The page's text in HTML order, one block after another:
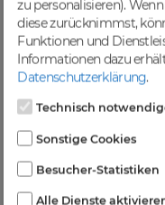
und
steigern.
Bei
zu personalisieren).
diese zurücknimmst,
Funktionen und
Informationen dazu
Datenschutzerklärung.
Technisch
Sonstige Cookies
Besucher-Statistiken
Alle Dienste